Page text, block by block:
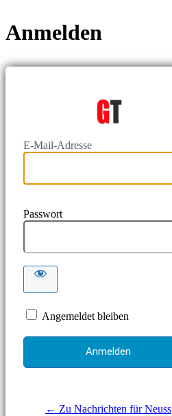
Anmelden
E-Mail-Adresse
Passwort
Angemeldet bleiben
← Zu Nachrichten für Neuss